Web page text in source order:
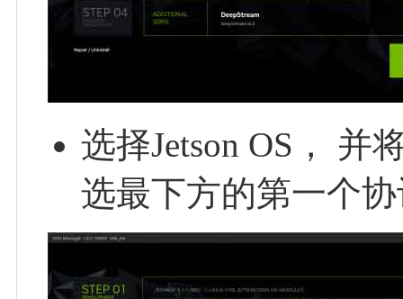
选择Jetson OS， 并
选最下方的第一个